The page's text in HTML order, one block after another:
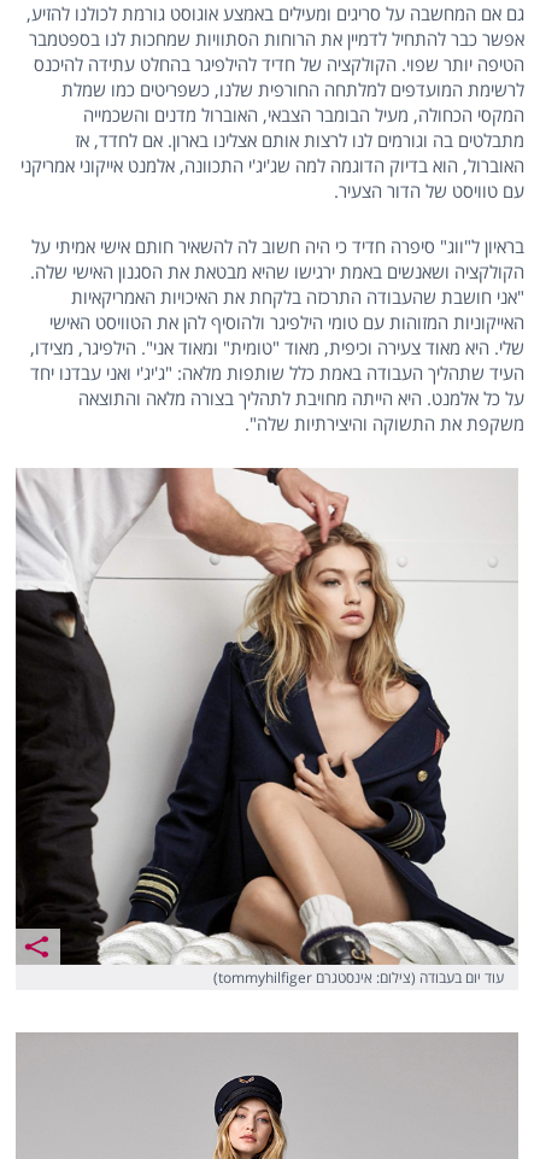
גם אם המחשבה על סריגים ומעילים באמצע אוגוסט גורמת לכולנו להזיע,
אפשר כבר להתחיל לדמיין את הרוחות הסתוויות שמחכות לנו בספטמבר
הטיפה יותר שפוי. הקולקציה של חדיד להילפיגר בהחלט עתידה להיכנס
לרשימת המועדפים למלתחה החורפית שלנו, כשפריטים כמו שמלת
המקסי הכחולה, מעיל הבומבר הצבאי, האוברול מדנים והשכמייה
מתבלטים בה וגורמים לנו לרצות אותם אצלינו בארון. אם לחדד, אז
האוברול, הוא בדיוק הדוגמה למה שג'יג'י התכוונה, אלמנט אייקוני אמריקני
עם טוויסט של הדור הצעיר.
בראיון ל"ווג" סיפרה חדיד כי היה חשוב לה להשאיר חותם אישי אמיתי על
הקולקציה ושאנשים באמת ירגישו שהיא מבטאת את הסגנון האישי שלה.
"אני חושבת שהעבודה התרכזה בלקחת את האיכויות האמריקאיות
האייקוניות המזוהות עם טומי הילפיגר ולהוסיף להן את הטוויסט האישי
שלי. היא מאוד צעירה וכיפית, מאוד "טומית" ומאוד אני". הילפיגר, מצידו,
העיד שתהליך העבודה באמת כלל שותפות מלאה: "ג'יג'י ואני עבדנו יחד
על כל אלמנט. היא הייתה מחויבת לתהליך בצורה מלאה והתוצאה
משקפת את התשוקה והיצירתיות שלה".
עוד יום בעבודה (צילום: אינסטגרם tommyhilfiger)